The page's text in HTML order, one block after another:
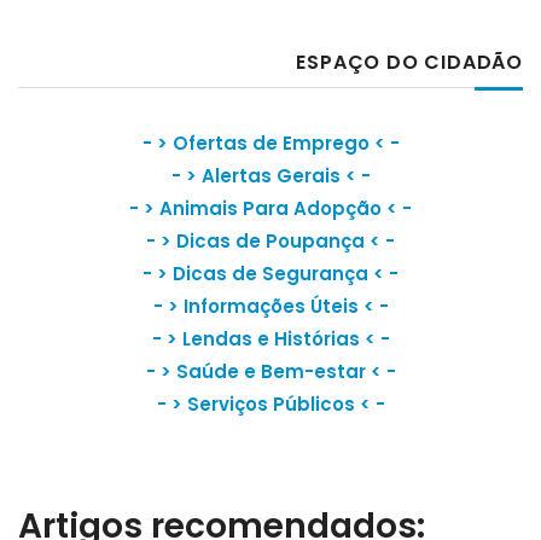
ESPAÇO DO CIDADÃO
- > Ofertas de Emprego< -
- > Alertas Gerais < -
- > Animais Para Adopção < -
- > Dicas de Poupança < -
- > Dicas de Segurança < -
- > Informações Úteis < -
- > Lendas e Histórias < -
- > Saúde e Bem-estar< -
- > Serviços Públicos < -
Artigos recomendados: